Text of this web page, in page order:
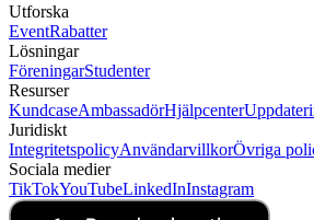
Utforska
EventRabatter
Lösningar
FöreningarStudenter
Resurser
KundcaseAmbassadörHjälpcenter
Juridiskt
IntegritetspolicyAnvändarvillkorÖvriga
Sociala medier
TikTokYouTubeLinkedInInstagram